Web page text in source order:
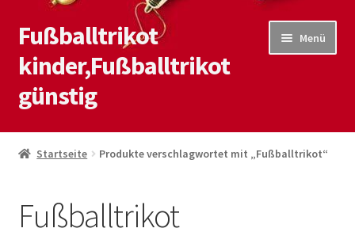
Zur
Navigation
springen
Zum
Inhalt
springen
Fußballtrikot
kinder,Fußballtrikot
günstig
Menü
Start
Kasse
Startseite Produkte verschlagwortet mit „Fußballtrikot“
Fußballtrikot